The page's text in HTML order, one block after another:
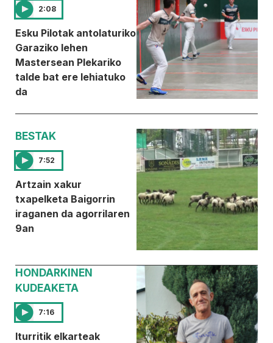
2:08
Esku Pilotak antolaturiko
Garaziko lehen
Mastersean Plekariko
talde bat ere lehiatuko
da
BESTAK
7:52
Artzain xakur
txapelketa Baigorrin
iraganen da agorrilaren
9an
HONDARKINEN
KUDEAKETA
7:16
Iturritik elkarteak